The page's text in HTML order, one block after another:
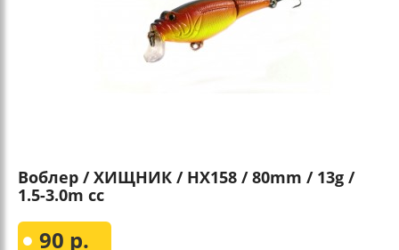
Воблер / ХИЩНИК / HX158 / 80mm / 13g /
1.5-3.0m сс
90 р.